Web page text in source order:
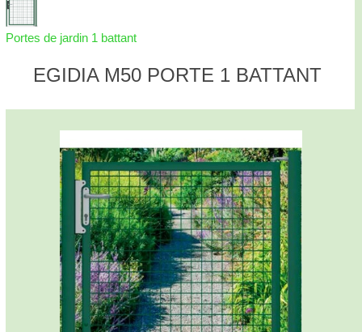
Portes de jardin 1 battant
EGIDIA M50 PORTE 1 BATTANT